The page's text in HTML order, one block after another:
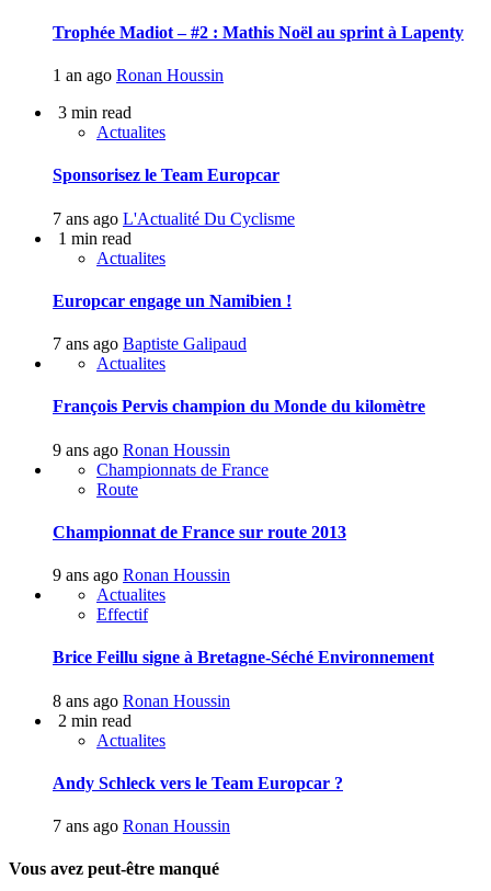
Trophée Madiot – #2 : Mathis Noël au sprint à Lapenty
1 an ago Ronan Houssin
3 min read
Actualites
Sponsorisez le Team Europcar
7 ans ago L'Actualité Du Cyclisme
1 min read
Actualites
Europcar engage un Namibien !
7 ans ago Baptiste Galipaud
Actualites
François Pervis champion du Monde du kilomètre
9 ans ago Ronan Houssin
Championnats de France
Route
Championnat de France sur route 2013
9 ans ago Ronan Houssin
Actualites
Effectif
Brice Feillu signe à Bretagne-Séché Environnement
8 ans ago Ronan Houssin
2 min read
Actualites
Andy Schleck vers le Team Europcar ?
7 ans ago Ronan Houssin
Vous avez peut-être manqué